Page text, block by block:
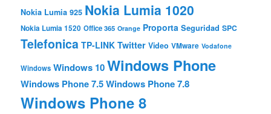
Nokia Lumia 925 Nokia Lumia 1020
Nokia Lumia 1520 Office 365 Orange Proporta Seguridad SPC
Telefonica TP-LINK Twitter Video VMware Vodafone
Windows Windows 10Windows Phone
Windows Phone 7.5Windows Phone 7.8
Windows Phone 8